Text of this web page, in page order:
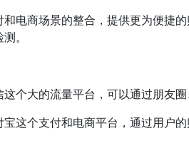
电商场景的整合，提供更为便捷
。
个大的流量平台，可以通过朋友圈
这个支付和电商平台，通过用户